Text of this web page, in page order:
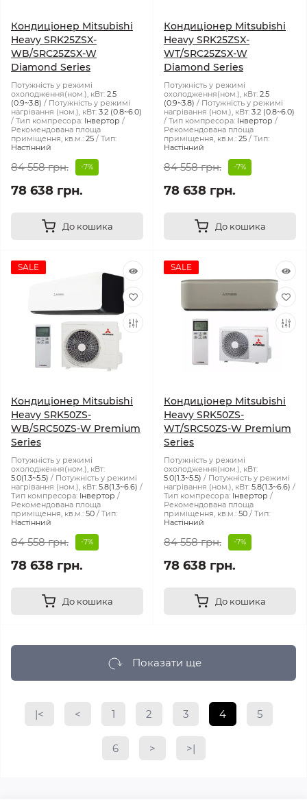
Кондиціонер Mitsubishi
Heavy SRK25ZSX-
WB/SRC25ZSX-W
Diamond Series
Потужність у режимі
охолодження(ном.), кВт: 2.5
(0.9~3.8)
Потужність у режимі
нагрівання (ном.), кВт: 3.2 (0.8~6.0)
Тип компресора: Інвертор
Рекомендована площа
приміщення, кв.м.: 25
Тип:
Настінний
84 558 грн. -7%
78 638 грн.
До кошика
Кондиціонер Mitsubishi
Heavy SRK25ZSX-
WT/SRC25ZSX-W
Diamond Series
Потужність у режимі
охолодження(ном.), кВт: 2.5
(0.9~3.8)
Потужність у режимі
нагрівання (ном.), кВт: 3.2 (0.8~6.0)
Тип компресора: Інвертор
Рекомендована площа
приміщення, кв.м.: 25
Тип:
Настінний
84 558 грн. -7%
78 638 грн.
До кошика
SALE
Кондиціонер Mitsubishi
Heavy SRK50ZS-
WB/SRC50ZS-W Premium
Series
Потужність у режимі
охолодження(ном.), кВт:
5.0(1.3~5.5)
Потужність у режимі
нагрівання (ном.), кВт: 5.8(1.3~6.6)
Тип компресора: Інвертор
Рекомендована площа
приміщення, кв.м.: 50
Тип:
Настінний
84 558 грн. -7%
78 638 грн.
До кошика
SALE
Кондиціонер Mitsubishi
Heavy SRK50ZS-
WT/SRC50ZS-W Premium
Series
Потужність у режимі
охолодження(ном.), кВт:
5.0(1.3~5.5)
Потужність у режимі
нагрівання (ном.), кВт: 5.8(1.3~6.6)
Тип компресора: Інвертор
Рекомендована площа
приміщення, кв.м.: 50
Тип:
Настінний
84 558 грн. -7%
78 638 грн.
До кошика
Показати ще
|< < 1 2 3 4 5
6 > >|